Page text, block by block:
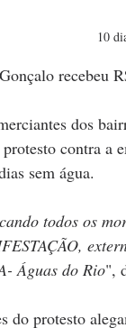
10
recebeu
dos
contra a
sem água.
todos os
Águas do Rio",
do protesto